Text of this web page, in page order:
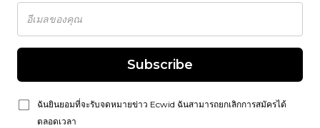
Subscribe
ฉันยินยอมที่จะรับจดหมายข่าว Ecwid ฉันสามารถยกเลิกการสมัครได้
ตลอดเวลา